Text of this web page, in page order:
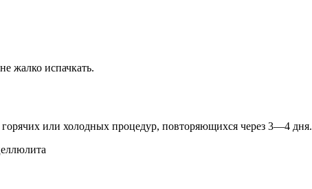
жалко испачкать.
или холодных процедур, повторяющихся через 3—4 дня.